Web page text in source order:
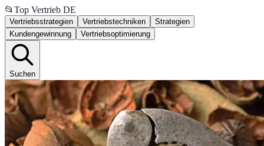
📂 Top Vertrieb DE
Vertriebsstrategien Vertriebstechniken
Strategien
Kundengewinnung
Vertriebsoptimierung
Suchen